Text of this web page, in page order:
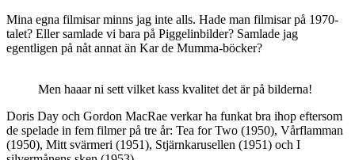
Mina egna filmisar minns jag inte alls. Hade man filmisar på 1970-
talet? Eller samlade vi bara på Piggelinbilder? Samlade jag
egentligen på nåt annat än Kar de Mumma-böcker?
Men haaar ni sett vilket kass kvalitet det är på bilderna!
Doris Day och Gordon MacRae verkar ha funkat bra ihop eftersom
de spelade in fem filmer på tre år: Tea for Two (1950), Vårflamman
(1950), Mitt svärmeri (1951), Stjärnkarusellen (1951) och I